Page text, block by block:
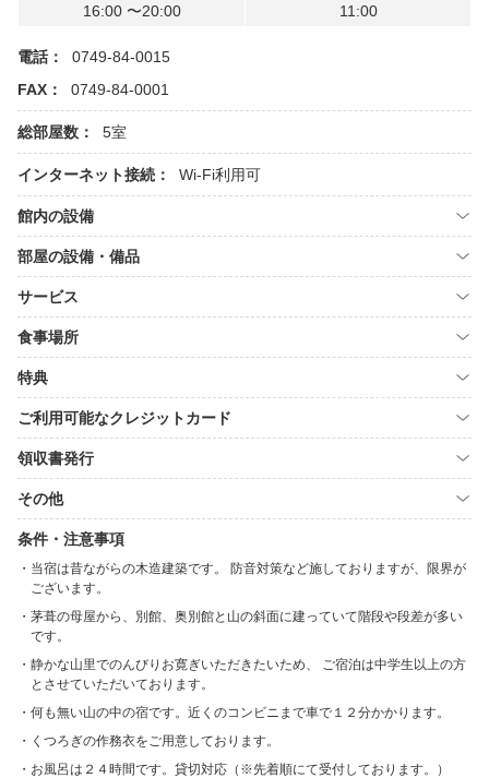
16:00 〜20:00 11:00
電話：
0749-84-0015
FAX：
0749-84-0001
総部屋数： 5室
インターネット接続： Wi-Fi利用可
館内の設備
部屋の設備・備品
サービス
食事場所
特典
ご利用可能なクレジットカード
領収書発行
その他
条件・注意事項
当宿は昔ながらの木造建築です。 防音対策など施しておりますが、限界が
ございます。
茅葺の母屋から、別館、奥別館と山の斜面に建っていて階段や段差が多い
です。
静かな山里でのんびりお寛ぎいただきたいため、 ご宿泊は中学生以上の方
とさせていただいております。
何も無い山の中の宿です。近くのコンビニまで車で１２分かかります。
くつろぎの作務衣をご用意しております。
お風呂は２４時間です。貸切対応（※先着順にて受付しております。）